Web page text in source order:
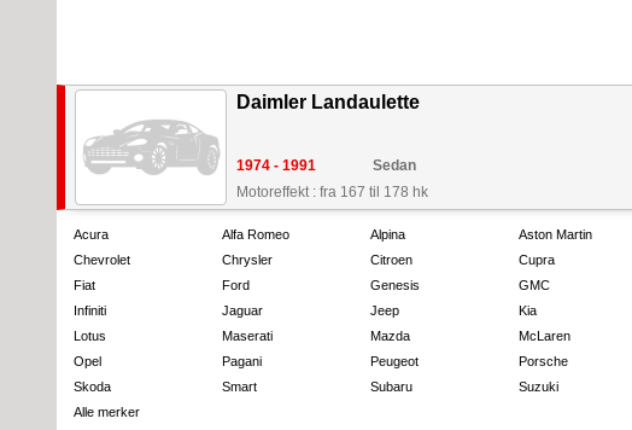
Daimler Landaulette
1974 - 1991
Sedan
Motoreffekt : fra 167 til 178 hk
Acura Alfa Romeo Alpina Aston Martin
Chevrolet
Chrysler Citroen Cupra
Fiat
Ford Genesis GMC
Infiniti
Jaguar Jeep Kia
Lotus
Maserati Mazda McLaren
Opel
Pagani Peugeot Porsche
Skoda
Smart Subaru Suzuki
Alle merker